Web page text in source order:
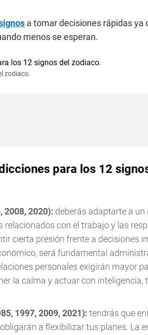
a tomar decisiones rápidas ya
menos se esperan.
zodiaco.
para los 12
2008, 2020): deberás adaptarte a
con el trabajo y las
cierta presión frente a decisiones
será fundamental
personales exigirán mayor
la calma y actuar con inteligencia,
1997, 2009, 2021): tendrás que
a flexibilizar tus planes. La